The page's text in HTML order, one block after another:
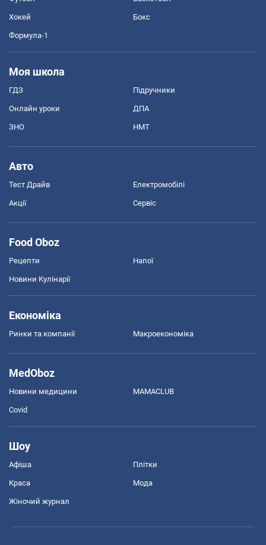
Хокей Бокс
Формула-1
Моя школа
ГДЗ Підручники
Онлайн уроки ДПА
ЗНО НМТ
Авто
Тест Драйв Електромобілі
Акції Сервіс
Food Oboz
Рецепти Напої
Новини Кулінарії
Економіка
Ринки та компанії Макроекономіка
MedOboz
Новини медицини MAMACLUB
Covid
Шоу
Афіша Плітки
Краса Мода
Жіночий журнал